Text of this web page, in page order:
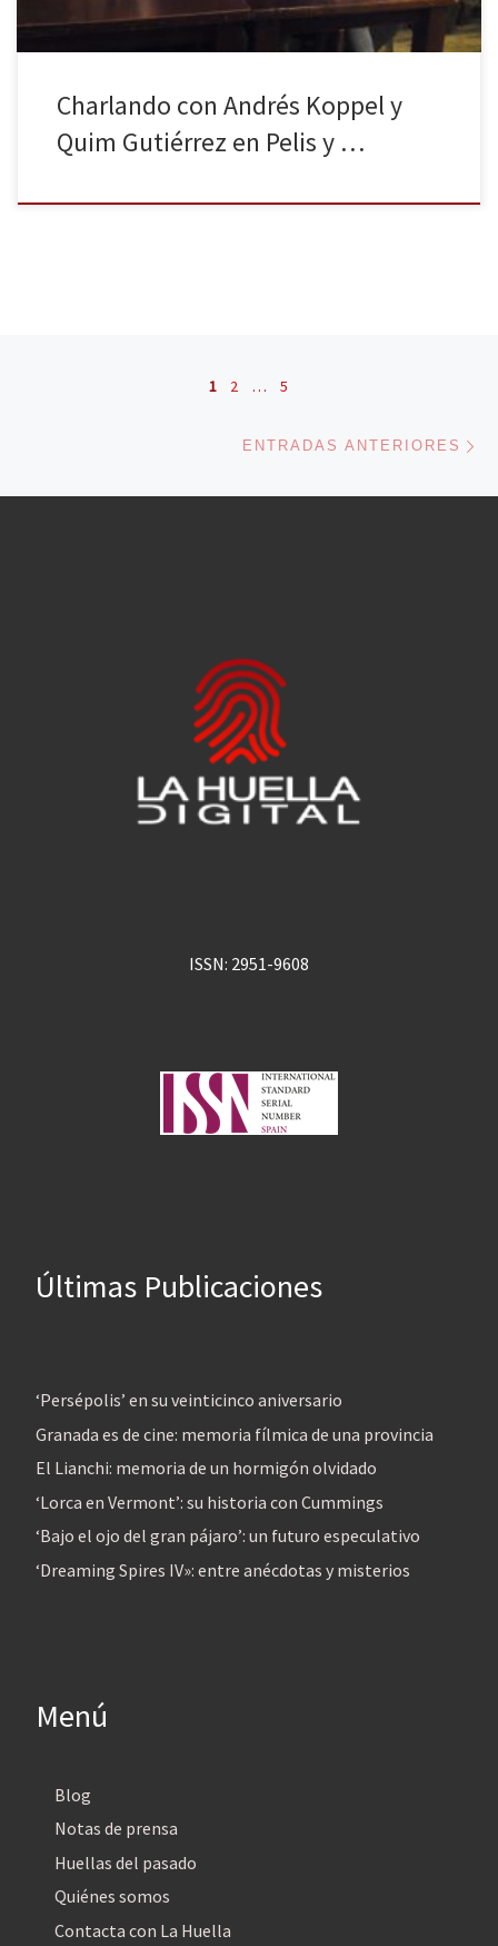
Charlando con Andrés Koppel y
Quim Gutiérrez en Pelis y …
Navegación de entradas
1 2 … 5
ENTRADAS ANTERIORES
ISSN: 2951-9608
Últimas Publicaciones
‘Persépolis’ en su veinticinco aniversario
Granada es de cine: memoria fílmica de una provincia
El Lianchi: memoria de un hormigón olvidado
‘Lorca en Vermont’: su historia con Cummings
‘Bajo el ojo del gran pájaro’: un futuro especulativo
‘Dreaming Spires IV»: entre anécdotas y misterios
Menú
Blog
Notas de prensa
Huellas del pasado
Quiénes somos
Contacta con La Huella